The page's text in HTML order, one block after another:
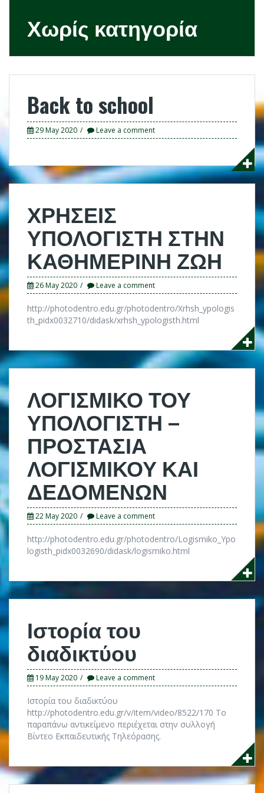
Χωρίς κατηγορία
Back to school
29 May 2020 Leave a comment
ΧΡΗΣΕΙΣ
ΥΠΟΛΟΓΙΣΤΗ ΣΤΗΝ
ΚΑΘΗΜΕΡΙΝΗ ΖΩΗ
26 May 2020 Leave a comment
http://photodentro.edu.gr/photodentro/Xrhsh_ypologis
th_pidx0032710/didask/xrhsh_ypologisth.html
ΛΟΓΙΣΜΙΚΟ ΤΟΥ
ΥΠΟΛΟΓΙΣΤΗ –
ΠΡΟΣΤΑΣΙΑ
ΛΟΓΙΣΜΙΚΟΥ ΚΑΙ
ΔΕΔΟΜΕΝΩΝ
22 May 2020 Leave a comment
http://photodentro.edu.gr/photodentro/Logismiko_Ypo
logisth_pidx0032690/didask/logismiko.html
Ιστορία του
διαδικτύου
19 May 2020 Leave a comment
Ιστορία του διαδικτύου
http://photodentro.edu.gr/v/item/video/8522/170 Το
παραπάνω αντικείμενο περιέχεται στην συλλογή
Βίντεο Εκπαιδευτικής Τηλεόρασης.